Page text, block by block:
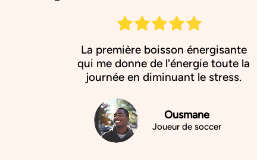
La première boisson énergisante
qui me donne de l'énergie toute la
journée en diminuant le stress.
Ousmane
Joueur de soccer